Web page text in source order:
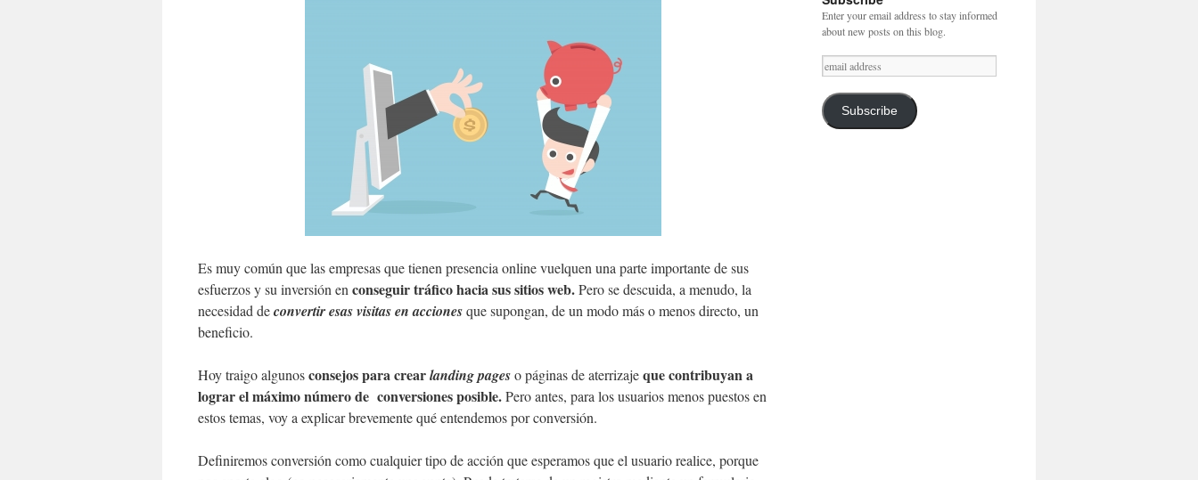
Es muy común que las empresas que tienen presencia online vuelquen una parte importante de sus
esfuerzos y su inversión en conseguir tráfico hacia sus sitios web.Pero se descuida, a menudo, la
necesidad deconvertir esas visitas en accionesque supongan, de un modo más o menos directo, un
beneficio.
Hoy traigo algunosconsejos para crearlanding pageso páginas de aterrizajeque contribuyan a
lograr el máximo número de conversiones posible.Pero antes, para los usuarios menos puestos en
estos temas, voy a explicar brevemente qué entendemos por conversión.
Definiremos conversión como cualquier tipo de acción que esperamos que el usuario realice, porque
Enter your email address to stay informed
about new posts on this blog.
email
address
Subscribe